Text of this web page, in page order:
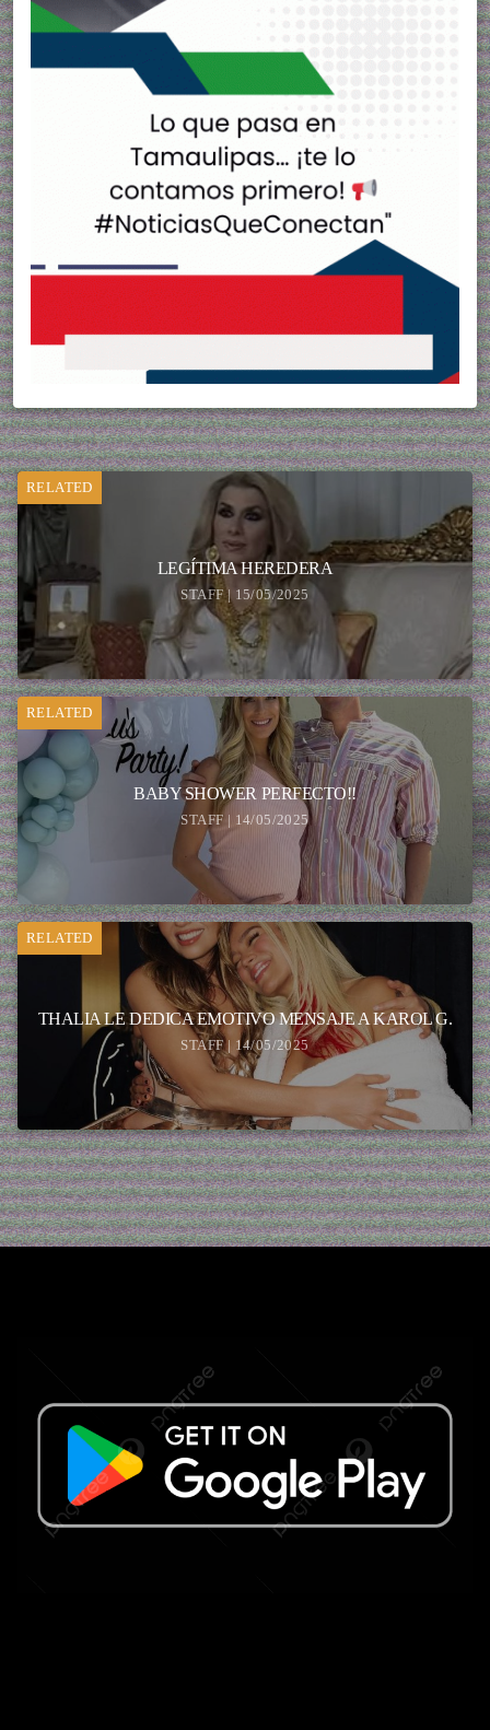
RELATED
LEGÍTIMA HEREDERA
STAFF | 15/05/2025
RELATED
BABY SHOWER PERFECTO!!
STAFF | 14/05/2025
RELATED
THALIA LE DEDICA EMOTIVO MENSAJE A KAROL G.
STAFF | 14/05/2025